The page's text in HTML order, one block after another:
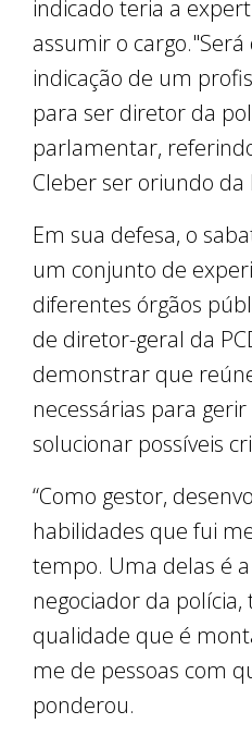
indicado teria a
assumir o
indicação de um
para ser diretor da
parlamentar,
Cleber ser oriundo da
Em sua defesa, o
um conjunto de
diferentes órgãos
de diretor-geral da
demonstrar que
necessárias para
solucionar possíveis
“Como gestor,
habilidades que fui
tempo. Uma delas é
negociador da
qualidade que é
me de pessoas com
ponderou.